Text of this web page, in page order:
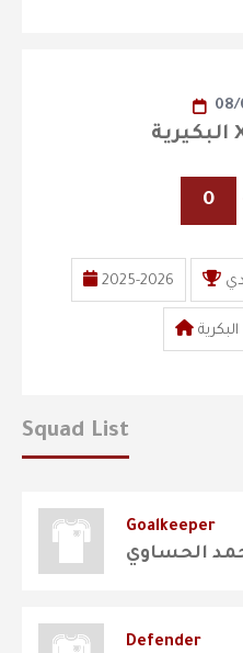
08/
0
2025-2026
Squad List
Goalkeeper
الحساوي
Defender